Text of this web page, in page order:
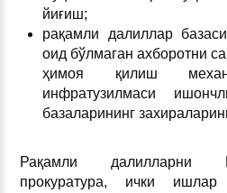
йиғиш;
рақамли далиллар
оид бўлмаган ахборотни
ҳимоя қилиш
инфратузилмаси
базаларининг
Рақамли далилларни
прокуратура, ички